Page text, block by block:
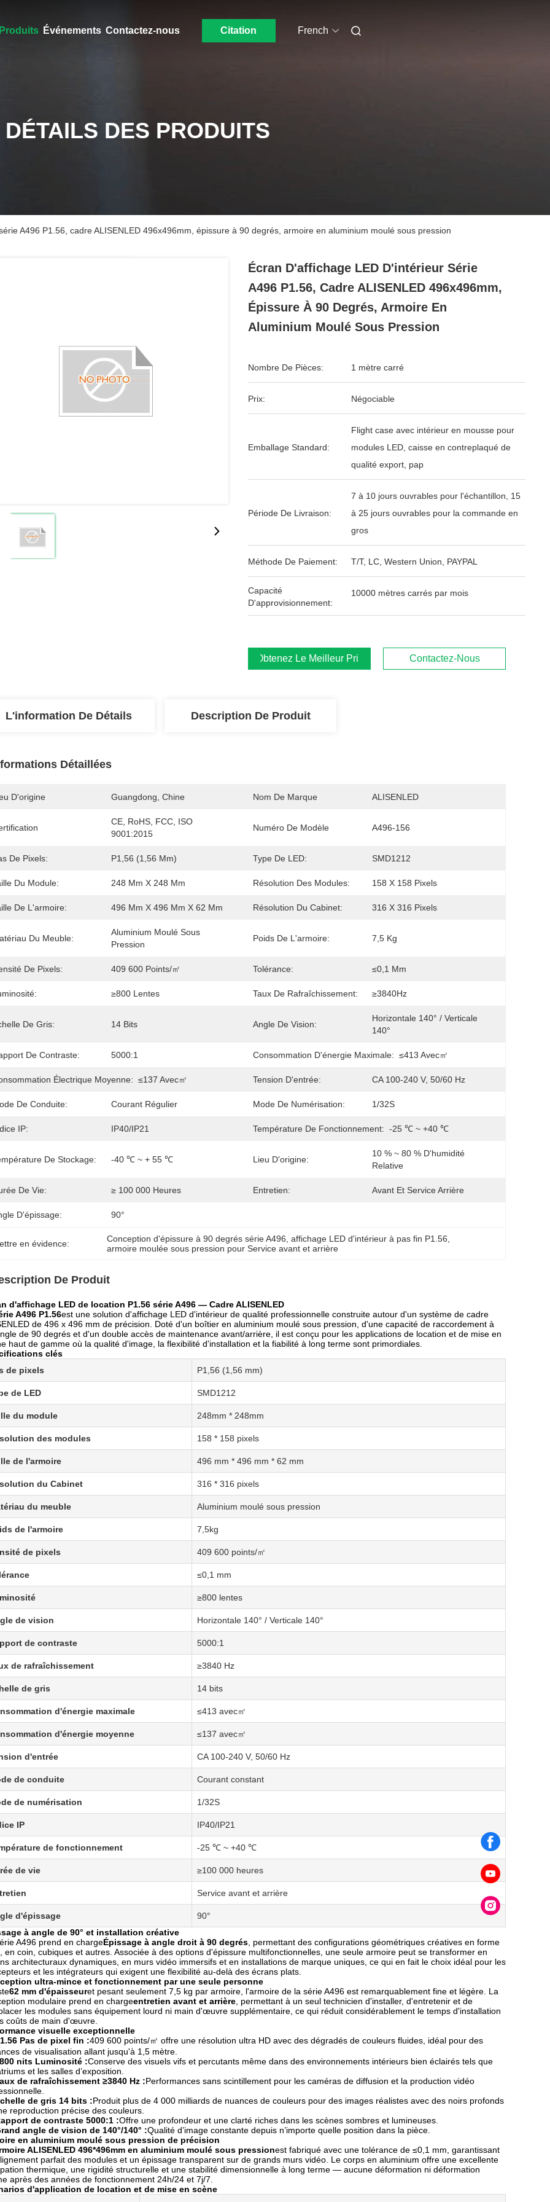
Produits Événements Contactez-nous Citation French
DÉTAILS DES PRODUITS
A496 P1.56, cadre ALISENLED 496x496mm, épissure à 90 degrés, armoire en aluminium moulé sous pression
Écran D'affichage LED D'intérieur Série
A496 P1.56, Cadre ALISENLED 496x496mm,
Épissure À 90 Degrés, Armoire En
Aluminium Moulé Sous Pression
Nombre De Pièces: 1 mètre carré
Prix: Négociable
Emballage Standard:
Flight case avec intérieur en mousse pour
modules LED, caisse en contreplaqué de
qualité export, pap
Période De Livraison:
7 à 10 jours ouvrables pour l'échantillon, 15
à 25 jours ouvrables pour la commande en
gros
Méthode De Paiement: T/T, LC, Western Union, PAYPAL
Capacité
D'approvisionnement:
10000 mètres carrés par mois
Obtenez Le Meilleur Prix Contactez-Nous
L'information De Détails Description De Produit
Détaillées
D'origine Guangdong, Chine Nom De Marque ALISENLED
CE, RoHS, FCC, ISO
9001:2015
Numéro De Modèle A496-156
De Pixels: P1,56 (1,56 Mm) Type De LED: SMD1212
Du Module: 248 Mm X 248 Mm Résolution Des Modules: 158 X 158 Pixels
De L'armoire: 496 Mm X 496 Mm X 62 Mm Résolution Du Cabinet: 316 X 316 Pixels
Du Meuble:
Aluminium Moulé Sous
Pression
Poids De L'armoire: 7,5 Kg
De Pixels: 409 600 Points/㎡ Tolérance: ≤0,1 Mm
≥800 Lentes Taux De Rafraîchissement: ≥3840Hz
De Gris: 14 Bits Angle De Vision:
Horizontale 140° / Verticale
140°
De Contraste: 5000:1 Consommation D'énergie Maximale: ≤413 Avec㎡
Électrique Moyenne: ≤137 Avec㎡ Tension D'entrée: CA 100-240 V, 50/60 Hz
De Conduite: Courant Régulier Mode De Numérisation: 1/32S
IP: IP40/IP21 Température De Fonctionnement: -25 ℃ ~ +40 ℃
De Stockage: -40 ℃ ~ + 55 ℃ Lieu D'origine:
10 % ~ 80 % D'humidité
Relative
De Vie: ≥ 100 000 Heures Entretien: Avant Et Service Arrière
D'épissage: 90°
en évidence: Conception d'épissure à 90 degrés série A496 , affichage LED d'intérieur à pas fin P1.56
armoire moulée sous pression pour Service avant et arrière
De Produit
d'affichage LED de location P1.56 série A496 — Cadre ALISENLED
A496 P1.56est une solution d'affichage LED d'intérieur de qualité professionnelle construite autour d'un système de cadre
de 496 x 496 mm de précision. Doté d'un boîtier en aluminium moulé sous pression, d'une capacité de raccordement à
de 90 degrés et d'un double accès de maintenance avant/arrière, il est conçu pour les applications de location et de mise en
haut de gamme où la qualité d'image, la flexibilité d'installation et la fiabilité à long terme sont primordiales.
clés
de pixels
P1,56 (1,56 mm)
de LED SMD1212
du module 248mm * 248mm
des modules 158 * 158 pixels
de l'armoire 496 mm * 496 mm * 62 mm
du Cabinet 316 * 316 pixels
du meuble Aluminium moulé sous pression
de l'armoire 7,5kg
de pixels 409 600 points/㎡
≤0,1 mm
≥800 lentes
de vision Horizontale 140° / Verticale 140°
de contraste 5000:1
de rafraîchissement ≥3840 Hz
de gris 14 bits
d'énergie maximale ≤413 avec㎡
d'énergie moyenne ≤137 avec㎡
d'entrée CA 100-240 V, 50/60 Hz
de conduite Courant constant
de numérisation 1/32S
IP IP40/IP21
de fonctionnement -25 ℃ ~ +40 ℃
de vie ≥100 000 heures
Service avant et arrière
d'épissage
90°
à angle de 90° et installation créative
A496 prend en chargeÉpissage à angle droit à 90 degrés , permettant des configurations géométriques créatives en forme
en coin, cubiques et autres. Associée à des options d'épissure multifonctionnelles, une seule armoire peut se transformer en
architecturaux dynamiques, en murs vidéo immersifs et en installations de marque uniques, ce qui en fait le choix idéal pour les
et les intégrateurs qui exigent une flexibilité au-delà des écrans plats.
ultra-mince et fonctionnement par une seule personne
62 mm d'épaisseuret pesant seulement 7,5 kg par armoire, l'armoire de la série A496 est remarquablement fine et légère. La
modulaire prend en chargeentretien avant et arrière , permettant à un seul technicien d'installer, d'entretenir et de
les modules sans équipement lourd ni main d'œuvre supplémentaire, ce qui réduit considérablement le temps d'installation
coûts de main d'œuvre.
visuelle exceptionnelle
Pas de pixel fin :409 600 points/㎡ offre une résolution ultra HD avec des dégradés de couleurs fluides, idéal pour des
de visualisation allant jusqu'à 1,5 mètre.
nits Luminosité :Conserve des visuels vifs et percutants même dans des environnements intérieurs bien éclairés tels que
et les salles d’exposition.
de rafraîchissement ≥3840 Hz :Performances sans scintillement pour les caméras de diffusion et la production vidéo
de gris 14 bits :Produit plus de 4 000 milliards de nuances de couleurs pour des images réalistes avec des noirs profonds
reproduction précise des couleurs.
de contraste 5000:1 :Offre une profondeur et une clarté riches dans les scènes sombres et lumineuses.
angle de vision de 140°/140° :Qualité d’image constante depuis n’importe quelle position dans la pièce.
en aluminium moulé sous pression de précision
ALISENLED 496*496mm en aluminium moulé sous pressionest fabriqué avec une tolérance de ≤0,1 mm, garantissant
parfait des modules et un épissage transparent sur de grands murs vidéo. Le corps en aluminium offre une excellente
thermique, une rigidité structurelle et une stabilité dimensionnelle à long terme — aucune déformation ni déformation
après des années de fonctionnement 24h/24 et 7j/7.
d'application de location et de mise en scène